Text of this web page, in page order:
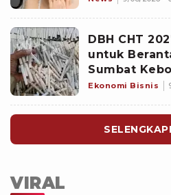
DBH CHT
untuk
Sumbat
Negara
Ekonomi Bisnis
VIRAL